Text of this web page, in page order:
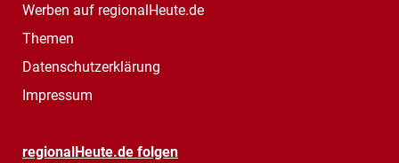
Werben auf regionalHeute.de
Themen
Datenschutzerklärung
Impressum
regionalHeute.de folgen